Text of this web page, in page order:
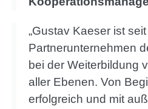
„Gustav Kaeser ist
Partnerunternehmen
bei der Weiterbildung
aller Ebenen. Von
erfolgreich und mit